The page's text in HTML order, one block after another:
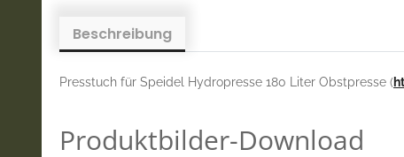
Beschreibung
Presstuch für Speidel Hydropresse 180 Liter Obstpresse (
Produktbilder-Download